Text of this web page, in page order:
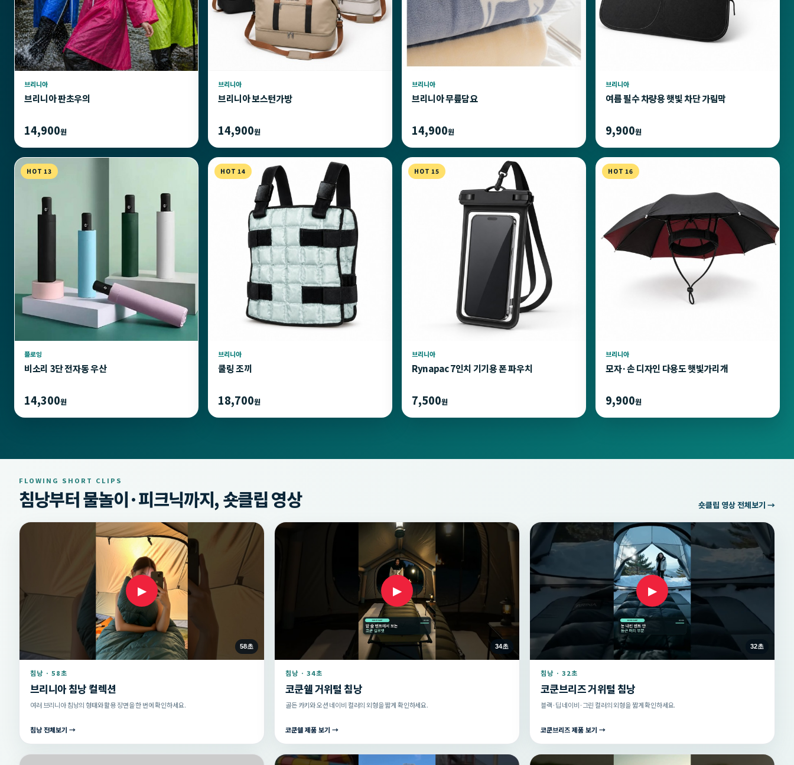
브리니아
브리니아 판초우의
14,900원
브리니아
브리니아 보스턴가방
14,900원
브리니아
브리니아 무릎담요
14,900원
브리니아
여름 필수 차량용 햇빛 차단 가림막
9,900원
HOT 13
플로잉
비소리 3단 전자동 우산
14,300원
HOT 14
브리니아
쿨링 조끼
18,700원
HOT 15
브리니아
Rynapac 7인치 기기용 폰 파우치
7,500원
HOT 16
브리니아
모자·손 디자인 다용도 햇빛가리개
9,900원
FLOWING SHORT CLIPS
침낭부터 물놀이·피크닉까지, 숏클립 영상 숏클립 영상 전체보기 →
▶
58초
침낭 · 58초
브리니아 침낭 컬렉션
여러 브리니아 침낭의 형태와 활용 장면을 한 번에 확인하세요.
침낭 전체보기 →
▶
34초
침낭 · 34초
코쿤쉘 거위털 침낭
골든 카키와 오션 네이비 컬러의 외형을 짧게 확인하세요.
코쿤쉘 제품 보기 →
▶
32초
침낭 · 32초
코쿤브리즈 거위털 침낭
블랙·딥 네이비·그린 컬러의 외형을 짧게 확인하세요.
코쿤브리즈 제품 보기 →